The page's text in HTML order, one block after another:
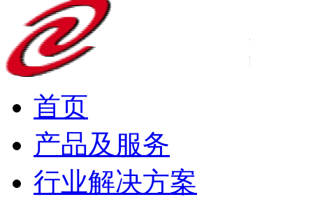
首页
产品及服务
行业解决方案